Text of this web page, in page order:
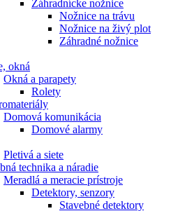
Záhradnícke nožnice
Nožnice na trávu
Nožnice na živý plot
Záhradné nožnice
okná
Okná a parapety
Rolety
Domová komunikácia
Domové alarmy
Pletivá a siete
technika a náradie
Meradlá a meracie prístroje
Detektory, senzory
Stavebné detektory